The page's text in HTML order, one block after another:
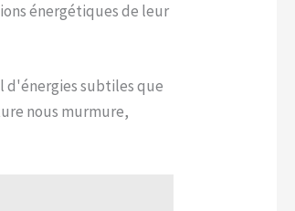
énergétiques de leur
d'énergies subtiles que
nous murmure,